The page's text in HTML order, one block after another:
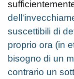
suscettibili di
proprio ora (in
bisogno di un
contrario un